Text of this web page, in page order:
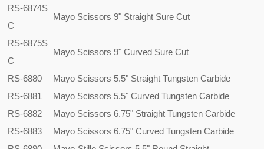
RS-6874S
C
Mayo Scissors 9" Straight Sure Cut
RS-6875S
C
Mayo Scissors 9" Curved Sure Cut
RS-6880
Mayo Scissors 5.5" Straight Tungsten Carbide
RS-6881
Mayo Scissors 5.5" Curved Tungsten Carbide
RS-6882
Mayo Scissors 6.75" Straight Tungsten Carbide
RS-6883
Mayo Scissors 6.75" Curved Tungsten Carbide